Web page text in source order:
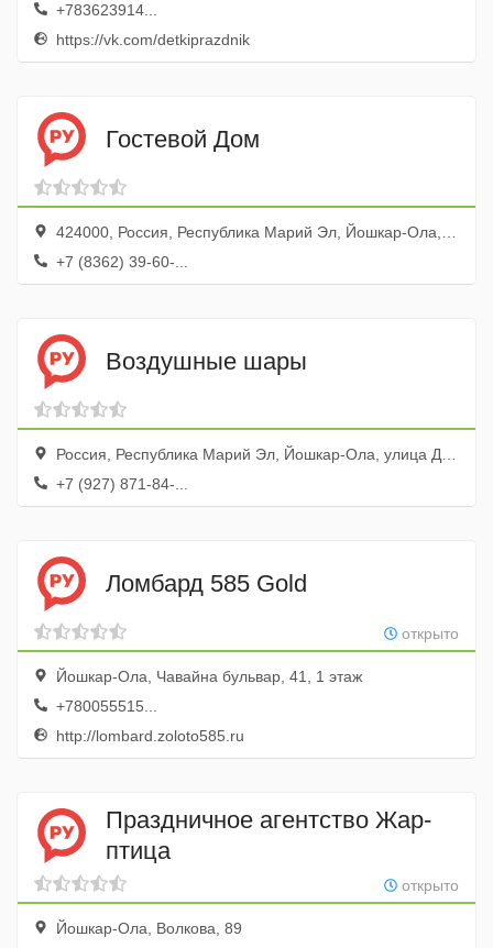
+783623914...
https://vk.com/detkiprazdnik
Гостевой Дом
424000, Россия, Республика Марий Эл, Йошкар-Ола, Комсомольская улица, 26/52
+7 (8362) 39-60-...
Воздушные шары
Россия, Республика Марий Эл, Йошкар-Ола, улица Добролюбова, 76
+7 (927) 871-84-...
Ломбард 585 Gold
открыто
Йошкар-Ола, Чавайна бульвар, 41, 1 этаж
+780055515...
http://lombard.zoloto585.ru
Праздничное агентство Жар-
птица
открыто
Йошкар-Ола, Волкова, 89